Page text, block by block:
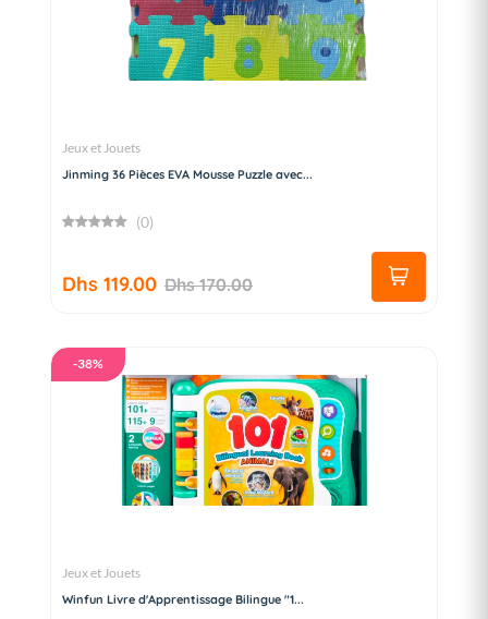
Jeux et Jouets
Jinming 36 Pièces EVA Mousse Puzzle avec...
(0)
Dhs 119.00 Dhs 170.00
-38%
Jeux et Jouets
Winfun Livre d'Apprentissage Bilingue "1...